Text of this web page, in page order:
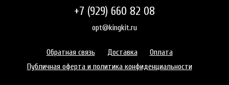
+7 (929) 660 82 08
opt@kingkit.ru
Обратная связь Доставка
Оплата
Публичная оферта и политика конфиденциальности